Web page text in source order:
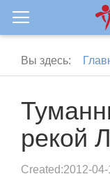
Вы здесь:
рекой
Created:2012-04-